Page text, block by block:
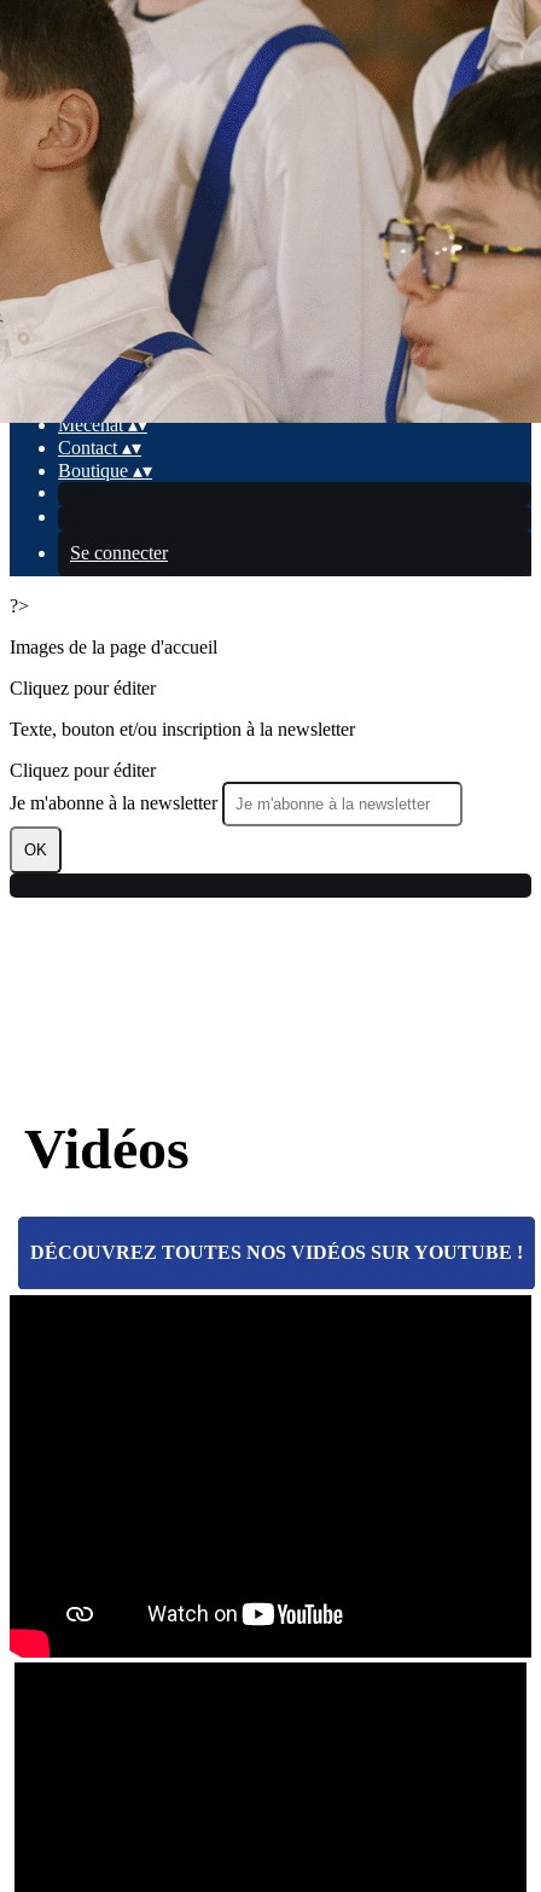
Exporter les lignes sélectionnées
Exporter toutes les colonnes
Exporter uniquement les colonnes affichées
Menu
Ajoutez un logo, un bouton, des réseaux sociaux
Cliquez pour éditer
La Manécanterie▴▾
Agenda des concerts
▾
L'équipe▴▾
Vidéos▴▾
Mécénat▴▾
Contact ▴▾
Boutique ▴▾
Se connecter
?>
Images de la page d'accueil
Cliquez pour éditer
Texte, bouton et/ou inscription à la newsletter
Cliquez pour éditer
Je m'abonne à la newsletter
OK
Vidéos
DÉCOUVREZ TOUTES NOS VIDÉOS SUR YOUTUBE !